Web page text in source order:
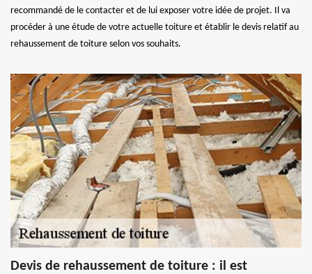
recommandé de le contacter et de lui exposer votre idée de projet. Il va
procéder à une étude de votre actuelle toiture et établir le devis relatif au
rehaussement de toiture selon vos souhaits.
Devis de rehaussement de toiture : il est